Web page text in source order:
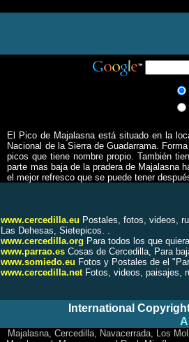
El Pico de Majalasna está situado en la
Nacional de la Sierra de Guadarrama.
picos que tiene nombre propio. También
parte mas baja de la pradera de Majalasna
el mejor refresco que se puede tener
www.cercedilla.eu Postales, fotos, videos,
Las Dehesas, Sietepicos. .
www.cercedilla.org Para todos los que
www.parrao.es Cosas de Cercedilla, Para
www.somiedo.eu Fotos y Postales de el
www.cercedilla.netFotos, videos, paisajes,
International
Majalasna, Cercedilla, Navacerrada, Los